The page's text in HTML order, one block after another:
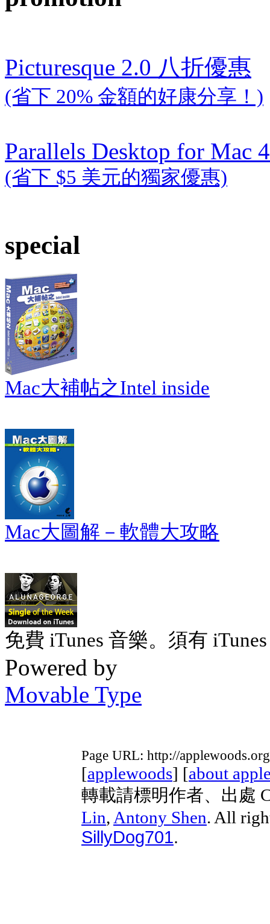
Picturesque 2.0 八折優惠
(省下 20% 金額的好康分享！)
Parallels Desktop for Mac
(省下 $5 美元的獨家優惠)
special
Mac大補帖之Intel inside
Mac大圖解－軟體大攻略
免費 iTunes 音樂。須有
Powered by
Movable Type
Page URL: http://
[applewoods] [about
轉載請標明作者、出處
Lin, Antony Shen. All
SillyDog701.